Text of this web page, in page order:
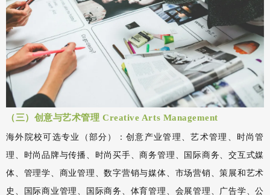
（三）创意与艺术管理 Creative Arts Management
海外院校可选专业（部分）：创意产业管理、艺术管理、时尚管
理、时尚品牌与传播、时尚买手、商务管理、国际商务、交互式媒
体、管理学、商业管理、数字营销与媒体、市场营销、策展和艺术
史、国际商业管理、国际商务、体育管理、会展管理、广告学、公